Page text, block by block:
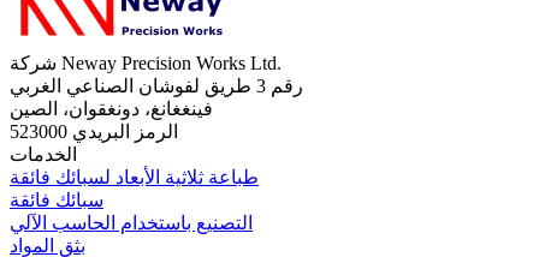
شركة Neway Precision Works Ltd.
رقم 3 طريق لفوشان الصناعي الغربي
فينغغانغ، دونغقوان، الصين
الرمز البريدي 523000
الخدمات
طباعة ثلاثية الأبعاد لسبائك فائقة
سبائك فائقة
التصنيع باستخدام الحاسب الآلي
بثق المواد